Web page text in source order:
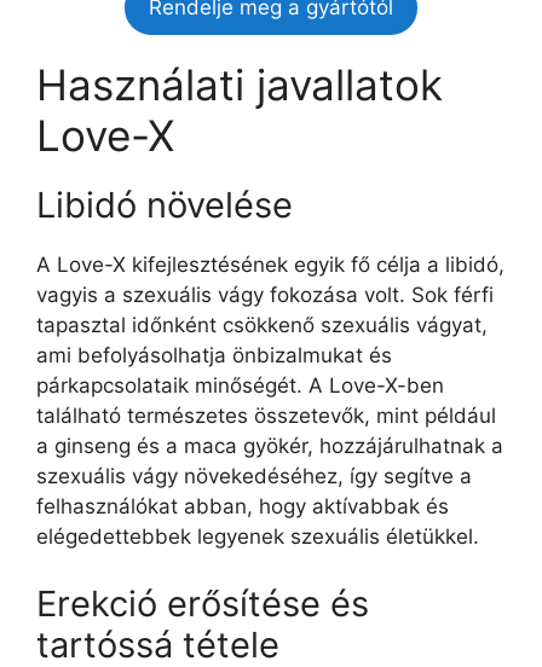
Rendelje meg a gyártótól
Használati javallatok
Love-X
Libidó növelése
A Love-X kifejlesztésének egyik fő célja a libidó,
vagyis a szexuális vágy fokozása volt. Sok férfi
tapasztal időnként csökkenő szexuális vágyat,
ami befolyásolhatja önbizalmukat és
párkapcsolataik minőségét. A Love-X-ben
található természetes összetevők, mint például
a ginseng és a maca gyökér, hozzájárulhatnak a
szexuális vágy növekedéséhez, így segítve a
felhasználókat abban, hogy aktívabbak és
elégedettebbek legyenek szexuális életükkel.
Erekció erősítése és
tartóssá tétele